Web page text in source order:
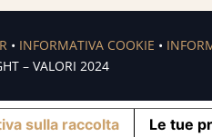
• INFORMATIVA COOKIE •
– VALORI 2024
sulla raccolta Le tue